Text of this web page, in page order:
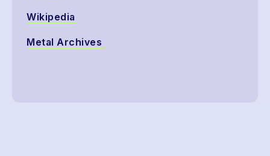
Wikipedia
Metal Archives